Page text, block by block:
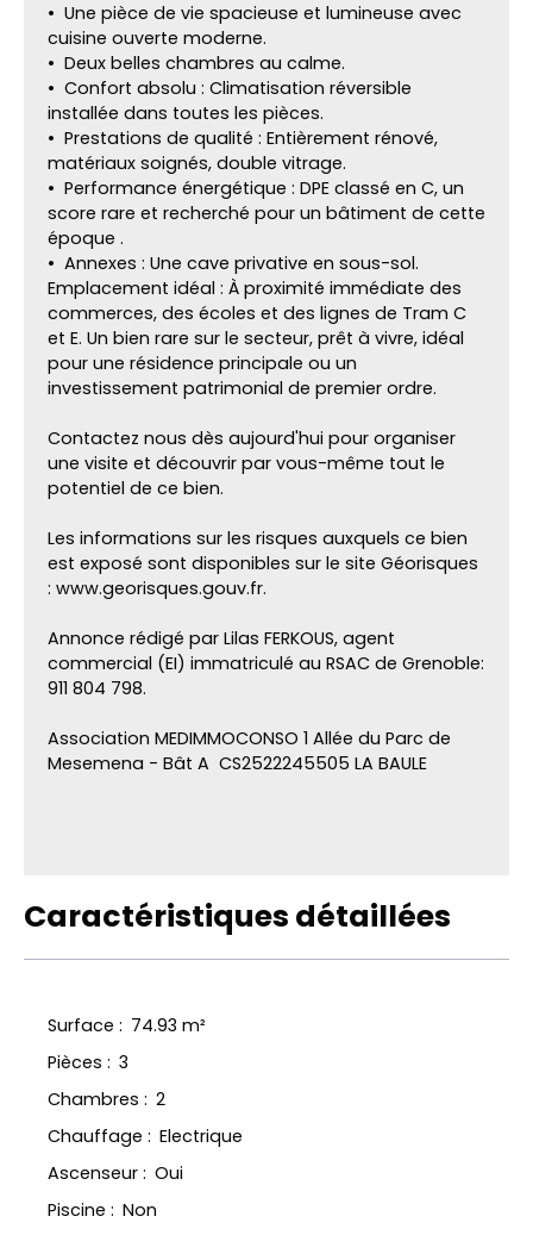
Une pièce de vie spacieuse et lumineuse avec
cuisine ouverte moderne.
Deux belles chambres au calme.
Confort absolu : Climatisation réversible
installée dans toutes les pièces.
Prestations de qualité : Entièrement rénové,
matériaux soignés, double vitrage.
Performance énergétique : DPE classé en C, un
score rare et recherché pour un bâtiment de cette
époque .
Annexes : Une cave privative en sous-sol.
Emplacement idéal : À proximité immédiate des
commerces, des écoles et des lignes de Tram C
et E. Un bien rare sur le secteur, prêt à vivre, idéal
pour une résidence principale ou un
investissement patrimonial de premier ordre.
Contactez nous dès aujourd'hui pour organiser
une visite et découvrir par vous-même tout le
potentiel de ce bien.
Les informations sur les risques auxquels ce bien
est exposé sont disponibles sur le site Géorisques
: www.georisques.gouv.fr.
Annonce rédigé par Lilas FERKOUS, agent
commercial (EI) immatriculé au RSAC de Grenoble:
911 804 798.
Association MEDIMMOCONSO 1 Allée du Parc de
Mesemena - Bât A CS2522245505 LA BAULE
Caractéristiques détaillées
Surface : 74.93 m²
Pièces : 3
Chambres : 2
Chauffage : Electrique
Ascenseur : Oui
Piscine : Non